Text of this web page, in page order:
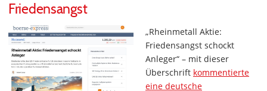
Friedensangst
„Rheinmetall Aktie:
Friedensangst schockt
Anleger“ – mit dieser
Überschrift kommentierte
eine deutsche